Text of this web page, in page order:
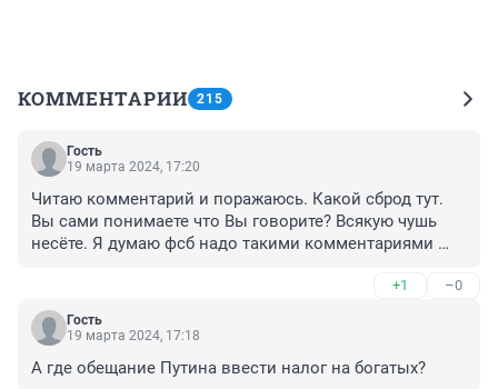
КОММЕНТАРИИ 215
Гость
19 марта 2024, 17:20
Читаю комментарий и поражаюсь. Какой сброд тут.
Вы сами понимаете что Вы говорите? Всякую чушь
несёте. Я думаю фсб надо такими комментариями
поняли что нельзя оскорблять армию, людей кто
воевал там и страну в которой Вы живёте. А человек
про которого статья, был настоящим боевым
защищал. Поэтому рты свой прикроите, чтобы к Вам
+1 –0
Гость
19 марта 2024, 17:18
А где обещание Путина ввести налог на богатых?